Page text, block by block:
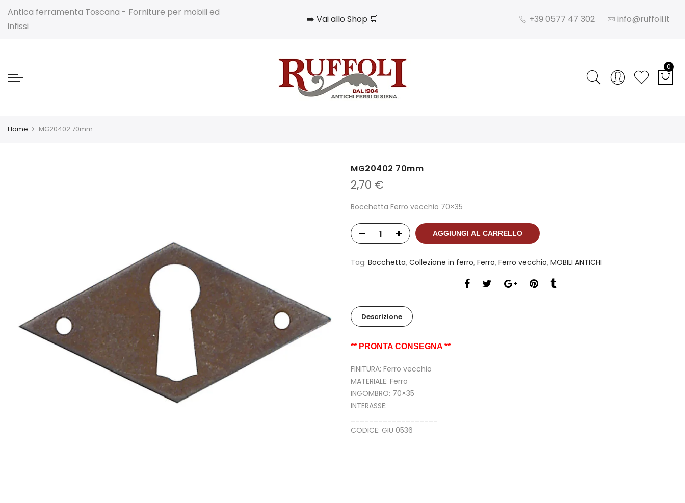
Antica ferramenta Toscana - Forniture per mobili ed
infissi
➡️ Vai allo Shop 🛒 +39 0577 47 302 info@ruffoli.it
0
Home MG20402 70mm
MG20402 70mm
2,70 €
Bocchetta Ferro vecchio 70×35
AGGIUNGI AL CARRELLO
Tag: Bocchetta, Collezione in ferro, Ferro, Ferro vecchio, MOBILI ANTICHI
Descrizione
** PRONTA CONSEGNA **
FINITURA: Ferro vecchio
MATERIALE: Ferro
INGOMBRO: 70×35
INTERASSE:
CODICE: GIU 0536